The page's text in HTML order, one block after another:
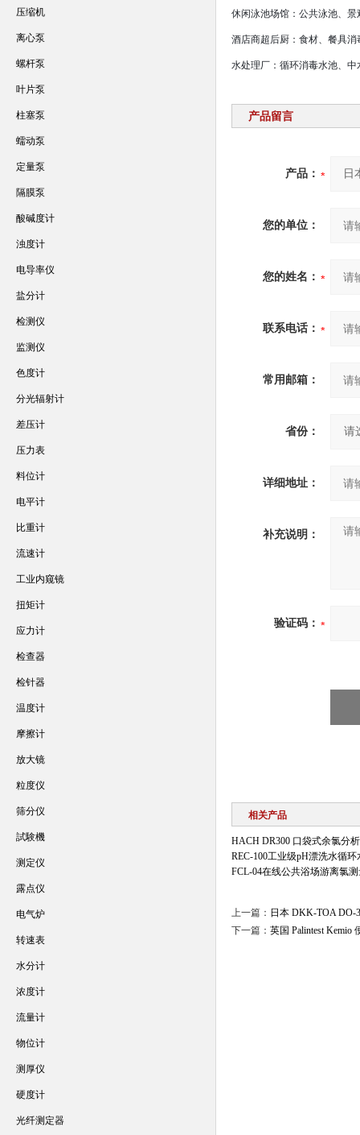
休闲泳池场馆：公共泳池、
酒店商超后厨：食材、餐具
水处理厂：循环消毒水池、
产品留言
产品：
您的单位：
您的姓名：
联系电话：
常用邮箱：
省份：
详细地址：
补充说明：
验证码：
相关产品
HACH DR300 口袋式余氯分
REC-100工业级pH漂洗水循
FCL-04在线公共浴场游离氯
上一篇： 日本 DKK-TOA DO-
下一篇： 英国 Palintest Kemio
压缩机
离心泵
螺杆泵
叶片泵
柱塞泵
蠕动泵
定量泵
隔膜泵
酸碱度计
浊度计
电导率仪
盐分计
检测仪
监测仪
色度计
分光辐射计
差压计
压力表
料位计
电平计
比重计
流速计
工业内窥镜
扭矩计
应力计
检查器
检针器
温度计
摩擦计
放大镜
粒度仪
筛分仪
試験機
测定仪
露点仪
电气炉
转速表
水分计
浓度计
流量计
物位计
测厚仪
硬度计
光纤测定器